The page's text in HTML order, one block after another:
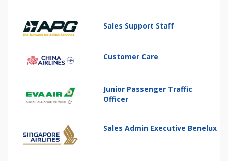
Sales Support Staff
Customer Care
Junior Passenger Traffic
Officer
Sales Admin Executive Benelux